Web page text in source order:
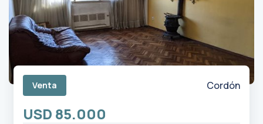
Venta Cordón
USD 85.000